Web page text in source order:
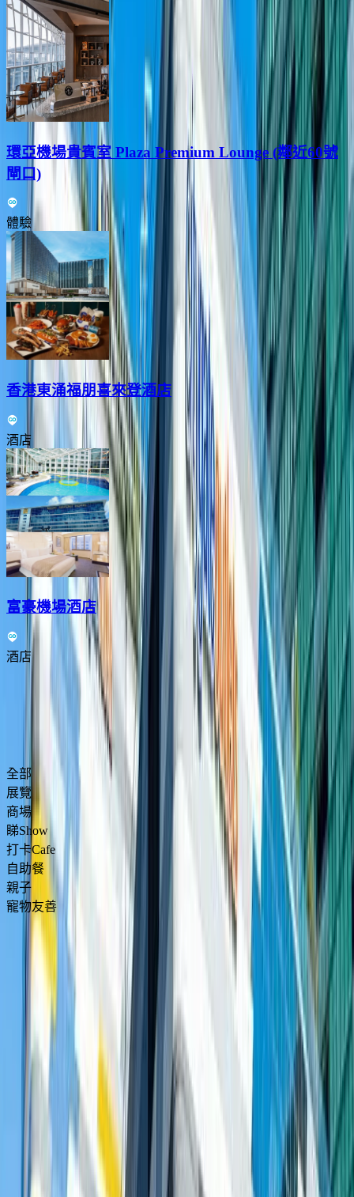
環亞機場貴賓室 Plaza Premium Lounge (鄰近60號
閘口)
體驗
香港東涌福朋喜來登酒店
酒店
富豪機場酒店
酒店
Next slide
東涌食買玩攻略
全部
展覽
商場
睇Show
打卡Cafe
自助餐
親子
寵物友善
東涌美食逾10選！東涌餐
廳精選無敵海景／東薈城
美食／隱世西餐